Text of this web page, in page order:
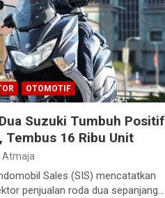
OTOMOTIF
Suzuki Tumbuh Positif
Tembus 16 Ribu Unit
Atmaja
Sales (SIS) mencatatkan
penjualan roda dua sepanjang…